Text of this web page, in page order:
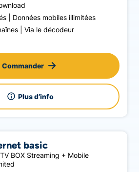
Données mobiles illimitées
Via le décodeur
Plus d’info
Commander
basic
BOX Streaming + Mobile